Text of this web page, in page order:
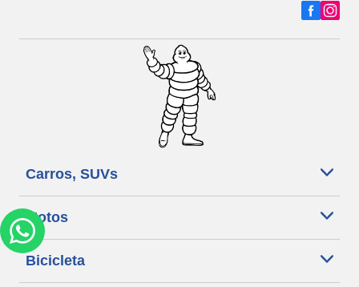
Carros, SUVs
Motos
Bicicleta